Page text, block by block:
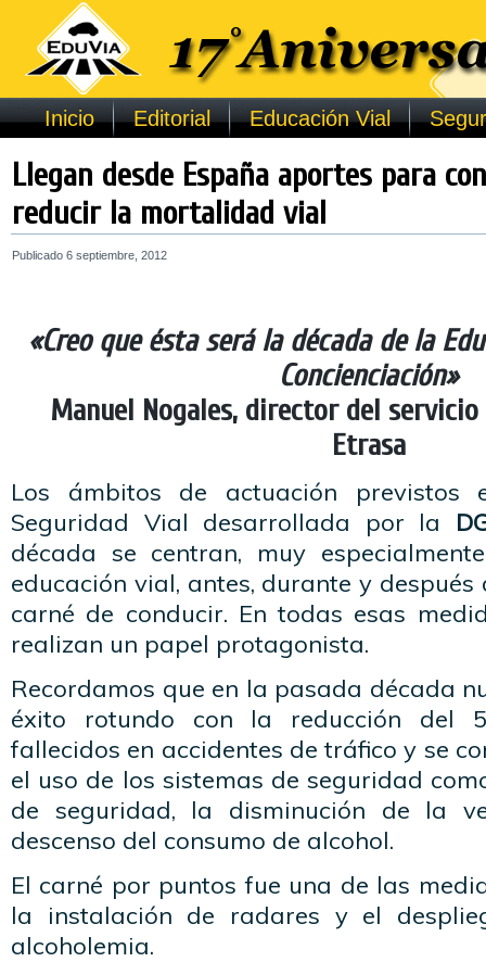
Inicio Editorial Educación Vial
Llegan desde España aportes para
reducir la mortalidad vial
Publicado 6 septiembre, 2012
«Creo que ésta será la década de la
Concienciación»
Manuel Nogales, director del
Etrasa
Los ámbitos de actuación previstos
Seguridad Vial desarrollada por la
década se centran, muy
educación vial, antes, durante y después
carné de conducir. En todas esas
realizan un papel protagonista.
Recordamos que en la pasada década
éxito rotundo con la reducción del
fallecidos en accidentes de tráfico y se
el uso de los sistemas de seguridad
de seguridad, la disminución de la
descenso del consumo de alcohol.
El carné por puntos fue una de las
la instalación de radares y el
alcoholemia.